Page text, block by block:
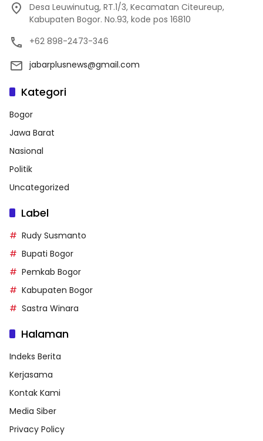
Desa Leuwinutug, RT.1/3, Kecamatan Citeureup,
Kabupaten Bogor. No.93, kode pos 16810
+62 898-2473-346
jabarplusnews@gmail.com
Kategori
Bogor
Jawa Barat
Nasional
Politik
Uncategorized
Label
Rudy Susmanto
Bupati Bogor
Pemkab Bogor
Kabupaten Bogor
Sastra Winara
Halaman
Indeks Berita
Kerjasama
Kontak Kami
Media Siber
Privacy Policy